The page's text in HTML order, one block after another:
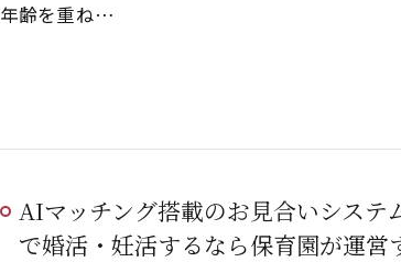
年齢を重ね…
AIマッチング搭載のお見合いシス
で婚活・妊活するなら保育園が運